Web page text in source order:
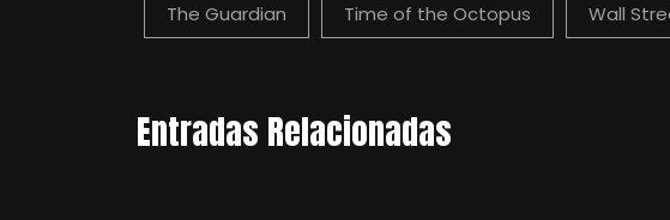
The Guardian Time of the Octopus Wall
Entradas Relacionadas